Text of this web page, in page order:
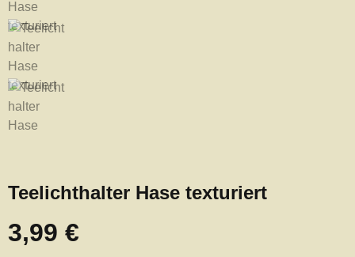
Teelichthalter Hase texturiert
Regulärer Preis:
3,99 €